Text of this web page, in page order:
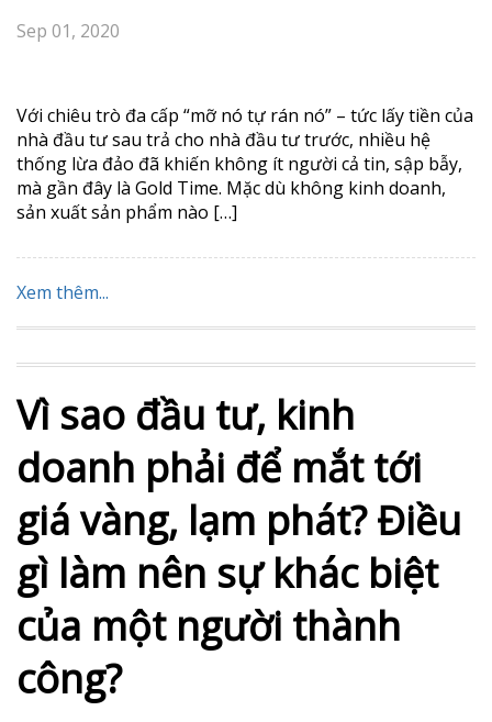
Cách nhận diện các hệ
thống kinh doanh lừa
đảo
Sep 01, 2020
Với chiêu trò đa cấp “mỡ nó tự rán nó” – tức lấy tiền của
nhà đầu tư sau trả cho nhà đầu tư trước, nhiều hệ
thống lừa đảo đã khiến không ít người cả tin, sập bẫy,
mà gần đây là Gold Time. Mặc dù không kinh doanh,